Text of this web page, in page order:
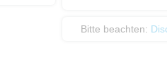
Bitte beachten: